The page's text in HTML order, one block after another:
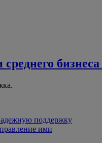
бизнеса
поддержку
ими